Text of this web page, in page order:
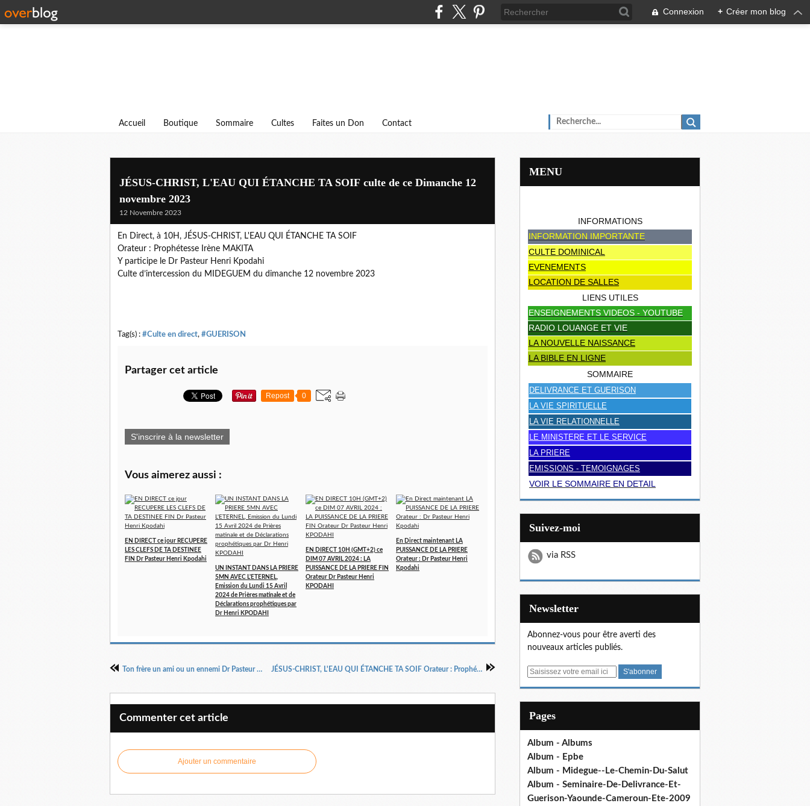
Connexion + Créer mon blog
Accueil Boutique Sommaire Cultes Faites un Don Contact
JÉSUS-CHRIST, L'EAU QUI ÉTANCHE TA SOIF culte de ce Dimanche 12
novembre 2023
12 Novembre 2023
En Direct, à 10H, JÉSUS-CHRIST, L'EAU QUI ÉTANCHE TA SOIF
Orateur : Prophétesse Irène MAKITA
Y participe le Dr Pasteur Henri Kpodahi
Culte d’intercession du MIDEGUEM du dimanche 12 novembre 2023
Tag(s) : #Culte en direct, #GUERISON
Partager cet article
Repost 0
S'inscrire à la newsletter
Vous aimerez aussi :
EN DIRECT ce jour RECUPERE
LES CLEFS DE TA DESTINEE
FIN Dr Pasteur Henri Kpodahi
UN INSTANT DANS LA PRIERE
5MN AVEC L'ETERNEL,
Emission du Lundi 15 Avril
2024 de Prières matinale et de
Déclarations prophétiques par
Dr Henri KPODAHI
EN DIRECT 10H (GMT+2) ce
DIM 07 AVRIL 2024 : LA
PUISSANCE DE LA PRIERE FIN
Orateur Dr Pasteur Henri
KPODAHI
En Direct maintenant LA
PUISSANCE DE LA PRIERE
Orateur : Dr Pasteur Henri
Kpodahi
Ton frère un ami ou un ennemi Dr Pasteur Henri Kpodahi JÉSUS-CHRIST, L'EAU QUI ÉTANCHE TA SOIF Orateur : Prophétesse Irène MAKITA
Commenter cet article
Ajouter un commentaire
MENU
INFORMATIONS
INFORMATION IMPORTANTE
CULTE DOMINICAL
EVENEMENTS
LOCATION DE SALLES
LIENS UTILES
ENSEIGNEMENTS VIDEOS - YOUTUBE
RADIO LOUANGE ET VIE
LA NOUVELLE NAISSANCE
LA BIBLE EN LIGNE
SOMMAIRE
DELIVRANCE ET GUERISON
LA VIE SPIRITUELLE
LA VIE RELATIONNELLE
LE MINISTERE ET LE SERVICE
LA PRIERE
EMISSIONS - TEMOIGNAGES
VOIR LE SOMMAIRE EN DETAIL
Suivez-moi
via RSS
Newsletter
Abonnez-vous pour être averti des
nouveaux articles publiés.
E
Pages
Album - Albums
Album - Epbe
Album - Midegue--Le-Chemin-Du-Salut
Album - Seminaire-De-Delivrance-Et-
Guerison-Yaounde-Cameroun-Ete-2009